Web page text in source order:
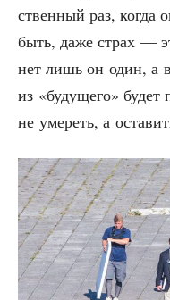
ствен­ный раз, когда
быть, даже страх —
нет лишь он один, а
из «буду­ще­го»
не уме­реть, а